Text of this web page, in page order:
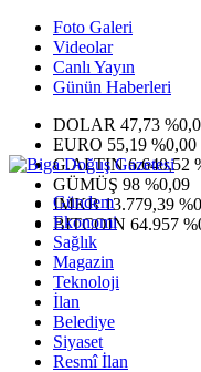
Foto Galeri
Videolar
Canlı Yayın
Günün Haberleri
DOLAR 47,73
EURO 55,19 %0,00
G.ALTIN6.640,52
GÜMÜŞ 98 %0,09
IMKB13.779,39
BITCOIN 64.957
Gündem
Ekonomi
Sağlık
Magazin
Teknoloji
İlan
Belediye
Siyaset
Resmî İlan